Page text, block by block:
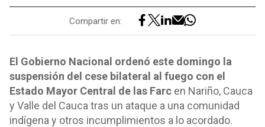
Compartir en:
El Gobierno Nacional ordenó este domingo la
suspensión del cese bilateral al fuego con el
Estado Mayor Central de las Farc en Nariño, Cauca
y Valle del Cauca tras un ataque a una comunidad
indígena y otros incumplimientos a lo acordado.